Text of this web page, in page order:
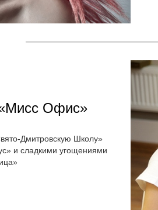
«Мисс Офис»
Дмитровскую Школу»
и сладкими угощениями